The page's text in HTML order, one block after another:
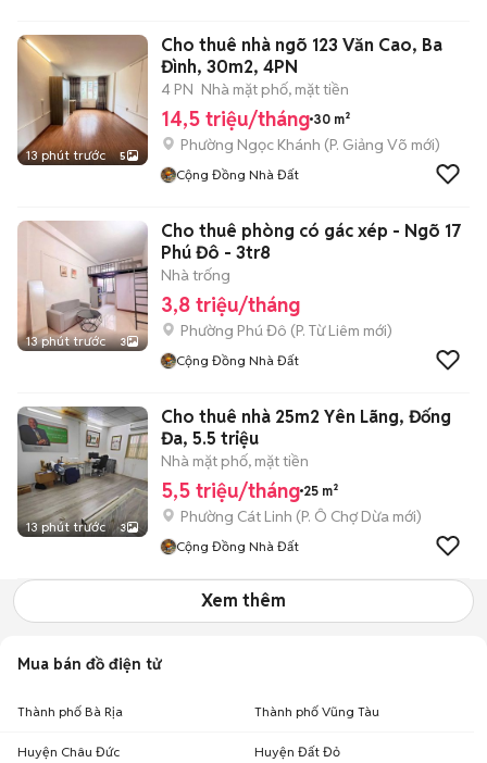
13 phút trước 5
Cho thuê nhà ngõ 123 Văn Cao, Ba
Đình, 30m2, 4PN
4 PN Nhà mặt phố, mặt tiền
14,5 triệu/tháng 30 m²
Phường Ngọc Khánh (P. Giảng Võ mới)
Cộng Đồng Nhà Đất
13 phút trước 3
Cho thuê phòng có gác xép - Ngõ 17
Phú Đô - 3tr8
Nhà trống
3,8 triệu/tháng
Phường Phú Đô (P. Từ Liêm mới)
Cộng Đồng Nhà Đất
13 phút trước 3
Cho thuê nhà 25m2 Yên Lãng, Đống
Đa, 5.5 triệu
Nhà mặt phố, mặt tiền
5,5 triệu/tháng 25 m²
Phường Cát Linh (P. Ô Chợ Dừa mới)
Cộng Đồng Nhà Đất
Xem thêm
Mua bán đồ điện tử
Thành phố Bà Rịa Thành phố Vũng Tàu
Huyện Châu Đức Huyện Đất Đỏ